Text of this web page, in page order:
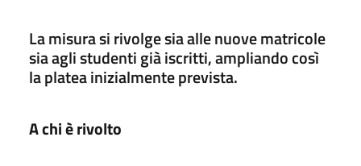
La misura si rivolge sia alle nuove matricole
sia agli studenti già iscritti, ampliando così
la platea inizialmente prevista.
A chi è rivolto